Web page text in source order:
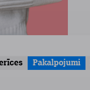
Pakalpojumi